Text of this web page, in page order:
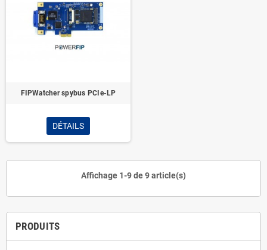
PRODUITS
FIPWatcher spybus PCIe-LP
DÉTAILS
Affichage 1-9 de 9 article(s)